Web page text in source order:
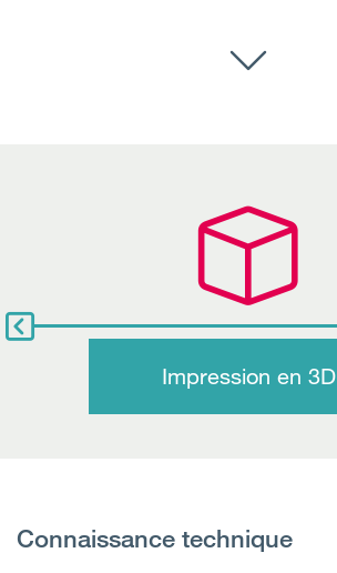
Impression en 3D
Connaissance technique